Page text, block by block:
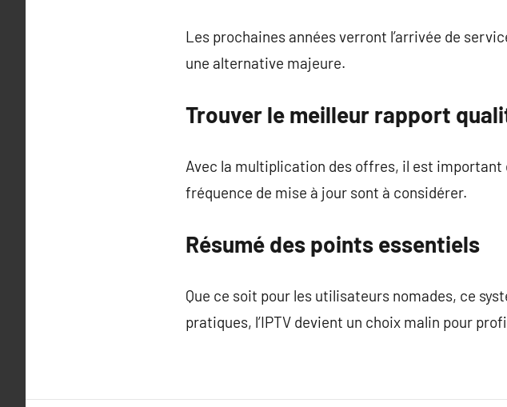
Les prochaines années verront l’arrivée de
une alternative majeure.
Trouver le meilleur rapport
Avec la multiplication des offres, il est
fréquence de mise à jour sont à considérer.
Résumé des points essentiels
Que ce soit pour les utilisateurs nomades, ce
pratiques, l’IPTV devient un choix malin pour